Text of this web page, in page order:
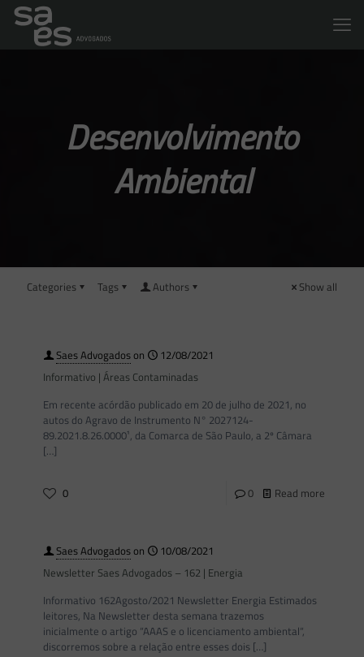
Desenvolvimento
Ambiental
Categories Tags Authors Show all
Saes Advogadoson
12/08/2021
Informativo | Áreas Contaminadas
Em recente acórdão publicado em 20 de julho de 2021, no
autos do Agravo de Instrumento N° 2027124-
89.2021.8.26.0000¹, da Comarca de São Paulo, a 2º Câmara
[…]
0 0 Read more
Saes Advogadoson
10/08/2021
Newsletter Saes Advogados – 162 | Energia
Informativo 162Agosto/2021 Newsletter Energia Estimados
leitores, Na Newsletter desta semana trazemos
inicialmente o artigo “AAAS e o licenciamento ambiental“,
discorremos sobre a relação entre esses dois […]